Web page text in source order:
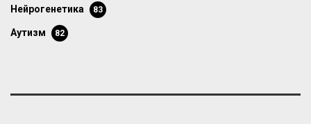
нейрогенетика 83
аутизм 82